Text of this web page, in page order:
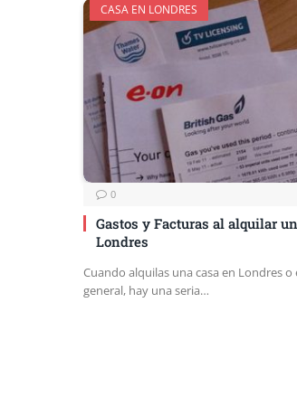
CASA EN LONDRES
0
Gastos y Facturas al alquilar
Londres
Cuando alquilas una casa en Londres o
general, hay una seria…